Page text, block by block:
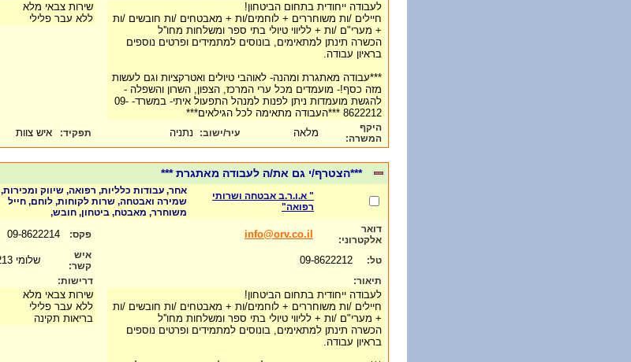
לעבודה ייחודית בתחום הביטחון!
חיילים /ות משוחררים + לוחמים/ות + מאבטחים /ות חובשים /ות
+ מערי"ם /ות + לליווי טיולי בתי ספר ומשלחות מחו''ל
הכשרה תינתן למתאימים, בונוסים למתמידים ופרטים נוספים
בראיון עבודה.
***עבודה מאתגרת ומהנה- לאוהבי טיולים ואטרקציות וגם לעשות
מזה כסף!- מועמדים מכל ערי המרכז, הצפון, השרון והשפלה -
להגשת מועמדות ניתן לפנות למנהל התפעול איתי- במשרד- 09-
8622212 ***העבודה מתאימה לכל הגילאים***
שירות צבאי מלא
ללא עבר פלילי
היקף
המשרה:
מלאה עיר/ישוב: נתניה תפקיד: איש צוות
***הצטרף/י גם את/ה לעבודה מאתגרת ***
" א.ו.ר.ב אבטחה ושרותי
רפואה"
אחר, עבודות כלליות, רפואה, שיווק ומכירות,
שמירה ואבטחה, שרות לקוחות, לוחם, חייל
משוחרר, מאבטח, ביטחון, חובש,
דואר
אלקטרוני:
info@orv.co.il פקס:
טל:
איש
קשר:
שלומי 052-2713213
תיאור:
לעבודה ייחודית בתחום הביטחון!
חיילים /ות משוחררים + לוחמים/ות + מאבטחים /ות חובשים /ות
+ מערי"ם /ות + לליווי טיולי בתי ספר ומשלחות מחו''ל
הכשרה תינתן למתאימים, בונוסים למתמידים ופרטים נוספים
בראיון עבודה.
דרישות:
שירות צבאי מלא
ללא עבר פלילי
בריאות תקינה